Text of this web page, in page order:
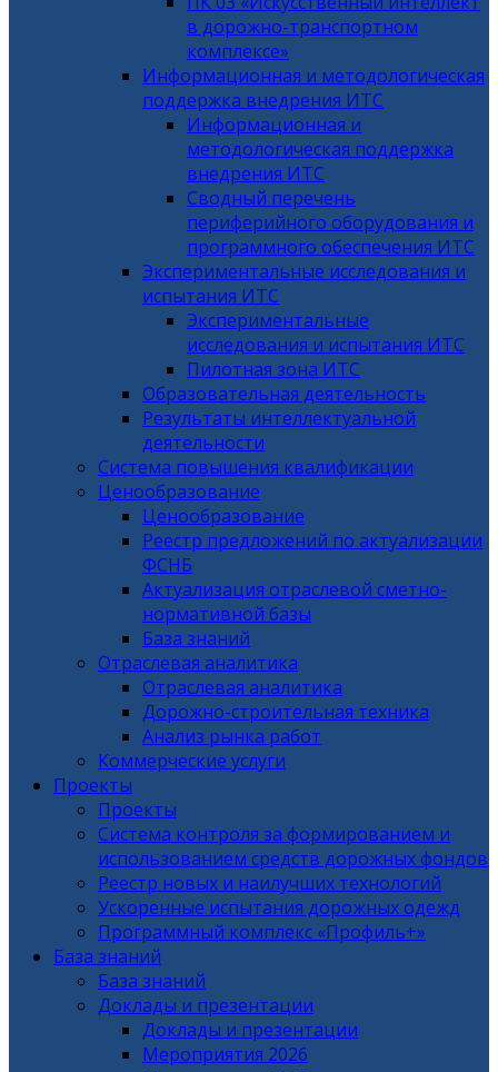
в дорожно-транспортном
комплексе»
Информационная и методологическая
поддержка внедрения ИТС
Информационная и
методологическая поддержка
внедрения ИТС
Сводный перечень
периферийного оборудования и
программного обеспечения ИТС
Экспериментальные исследования и
испытания ИТС
Экспериментальные
исследования и испытания ИТС
Пилотная зона ИТС
Образовательная деятельность
Результаты интеллектуальной
деятельности
Система повышения квалификации
Ценообразование
Ценообразование
Реестр предложений по актуализации
ФСНБ
Актуализация отраслевой сметно-
нормативной базы
База знаний
Отраслевая аналитика
Отраслевая аналитика
Дорожно-строительная техника
Анализ рынка работ
Коммерческие услуги
Проекты
Проекты
Система контроля за формированием и
использованием средств дорожных фондов
Реестр новых и наилучших технологий
Ускоренные испытания дорожных одежд
Программный комплекс «Профиль+»
База знаний
База знаний
Доклады и презентации
Доклады и презентации
Мероприятия 2026